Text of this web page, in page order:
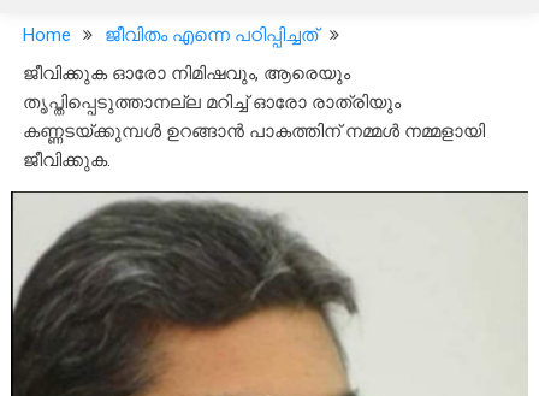
Home
ജീവിതം എന്നെ പഠിപ്പിച്ചത്
ജീവിക്കുക ഓരോ നിമിഷവും, ആരെയും
തൃപ്തിപ്പെടുത്താനല്ല മറിച്ച് ഓരോ രാത്രിയും
കണ്ണടയ്ക്കുമ്പൾ ഉറങ്ങാൻ പാകത്തിന് നമ്മൾ നമ്മളായി
ജീവിക്കുക.